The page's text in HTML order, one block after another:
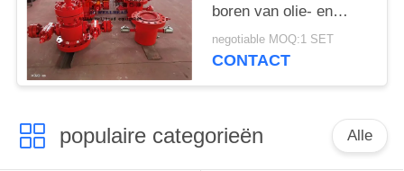
boren van olie- en
gasputten
negotiable MOQ:1 SET
CONTACT
populaire categorieën Alle